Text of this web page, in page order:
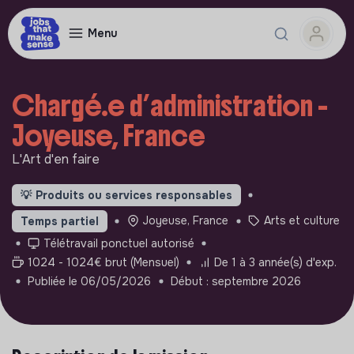
Menu
Chargé.e d’administration -
Joyeuse, France
L'Art d'en faire
💡 Produits ou services responsables
Temps partiel
Joyeuse, France
Arts et culture
Télétravail ponctuel autorisé
1024 - 1024€ brut (Mensuel)
De 1 à 3 année(s) d'exp.
Publiée le 06/05/2026
Début : septembre 2026